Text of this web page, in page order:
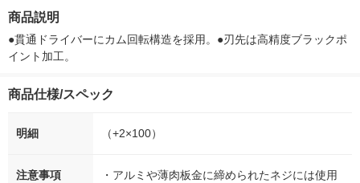
シ） オリジナル
商品説明
●貫通ドライバーにカム回転構造を採用。●刃先は高精度ブラックポ
イント加工。
商品仕様/スペック
明細 （+2×100）
注意事項
・アルミや薄肉板金に締められたネジには使用